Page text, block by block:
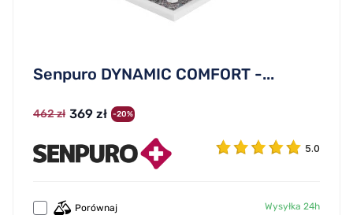
Senpuro DYNAMIC COMFORT -...
462 zł 369 zł -20%
5.0
Porównaj Wysyłka 24h